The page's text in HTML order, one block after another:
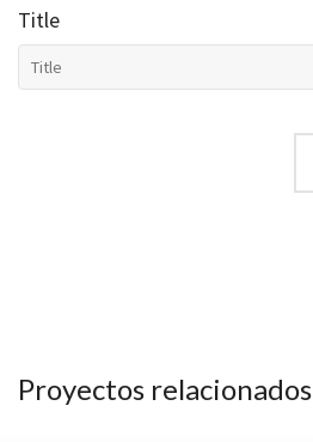
Title
Proyectos relacionados